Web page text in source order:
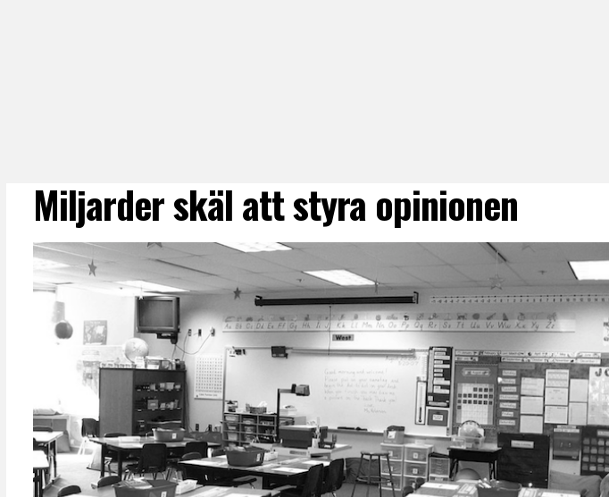
Miljarder skäl att styra opinionen